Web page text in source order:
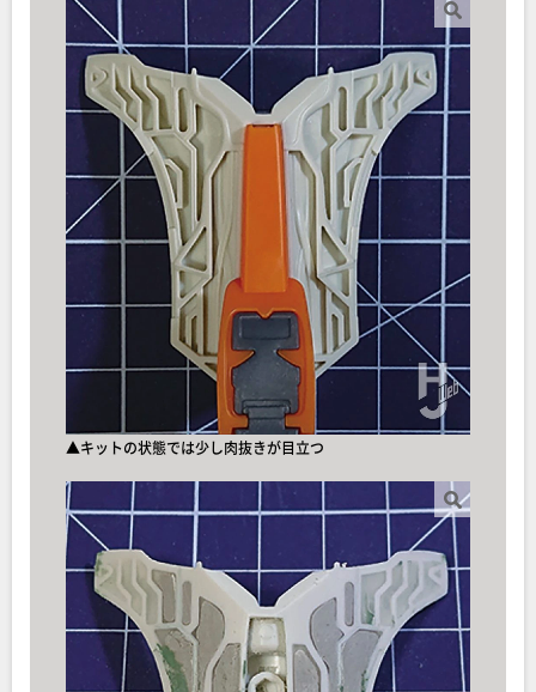
▲キットの状態では少し肉抜きが目立つ